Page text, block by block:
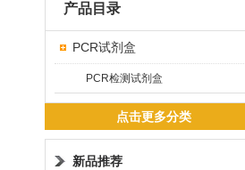
产品目录
PCR试剂盒
PCR检测试剂盒
点击更多分类
新品推荐